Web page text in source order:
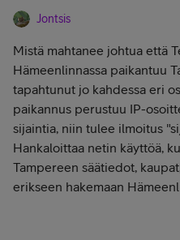
Jontsis
Mistä mahtanee johtua että
Hämeenlinnassa paikantuu
tapahtunut jo kahdessa eri
paikannus perustuu IP-
sijaintia, niin tulee ilmoitus
Hankaloittaa netin käyttöä,
Tampereen säätiedot,
erikseen hakemaan